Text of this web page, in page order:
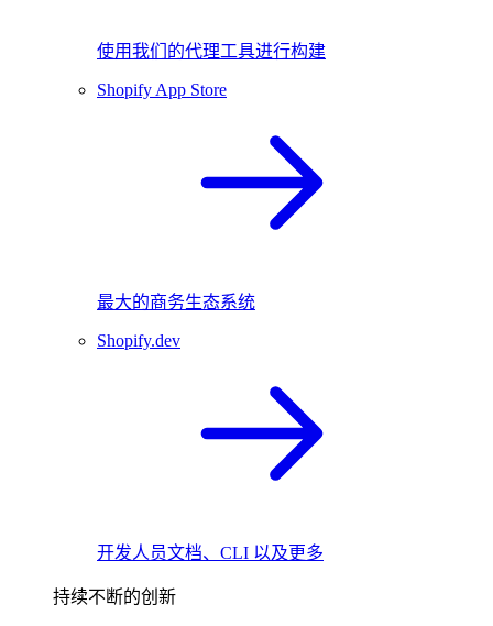
使用我们的代理工具进行构建
Shopify App Store
最大的商务生态系统
Shopify.dev
开发人员文档、CLI 以及更多
持续不断的创新